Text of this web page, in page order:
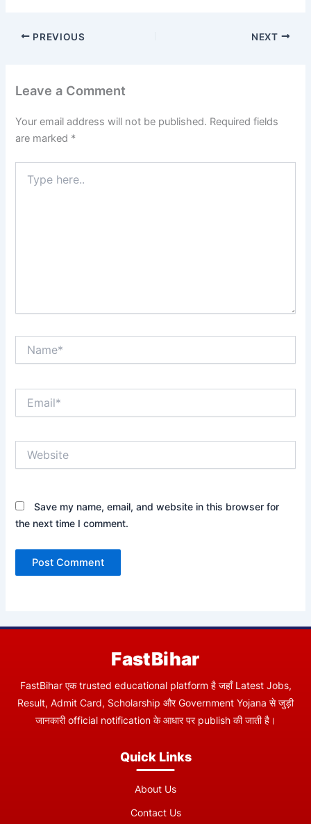
PREVIOUS NEXT
Leave a Comment
Your email address will not be published. Required fields
are marked *
here..
Save my name, email, and website in this browser for
the next time I comment.
FastBihar
FastBihar एक trusted educational platform है जहाँ Latest Jobs,
Result, Admit Card, Scholarship और Government Yojana से जुड़ी
जानकारी official notification के आधार पर publish की जाती है।
Quick Links
About Us
Contact Us